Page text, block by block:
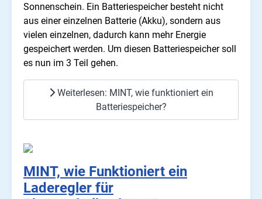
Sonnenschein. Ein Batteriespeicher besteht nicht
aus einer einzelnen Batterie (Akku), sondern aus
vielen einzelnen, dadurch kann mehr Energie
gespeichert werden. Um diesen Batteriespeicher soll
es nun im 3 Teil gehen.
Weiterlesen: MINT, wie funktioniert ein
Batteriespeicher?
MINT, wie Funktioniert ein
Laderegler für